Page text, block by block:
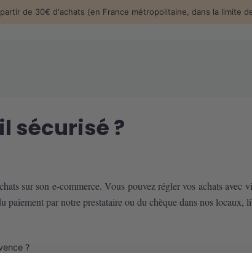
de 30€ d'achats (en France métropolitaine, dans la limite
sécurisé ?
sur son e-commerce. Vous pouvez régler vos achats
par notre prestataire ou du chèque dans nos
?